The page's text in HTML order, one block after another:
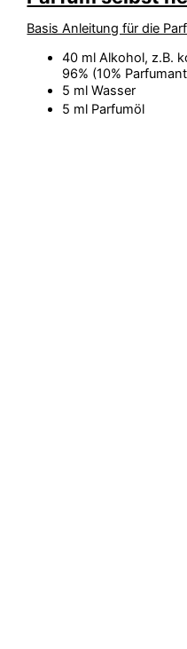
Basis Anleitung für die
40 ml Alkohol, z.B.
96% (10%
5 ml Wasser
5 ml Parfumöl